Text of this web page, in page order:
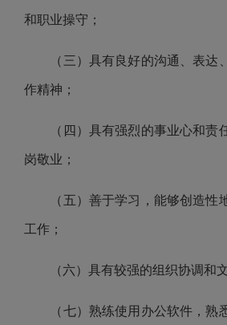
和职业操守；
（三）具有良好的沟通、表达
作精神；
（四）具有强烈的事业心和责
岗敬业；
（五）善于学习，能够创造性
工作；
（六）具有较强的组织协调和
（七）熟练使用办公软件，熟